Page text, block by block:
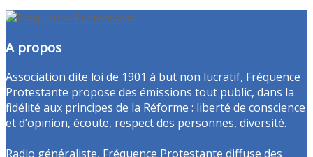
A propos
Association dite loi de 1901 à but non lucratif, Fréquence
Protestante propose des émissions tout public, dans la
fidélité aux principes de la Réforme : liberté de conscience
et d’opinion, écoute, respect des personnes, diversité.
Radio généraliste, Fréquence Protestante diffuse des